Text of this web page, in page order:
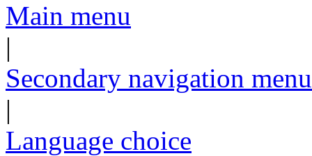
Main menu
|
Secondary navigation menu
|
Language choice